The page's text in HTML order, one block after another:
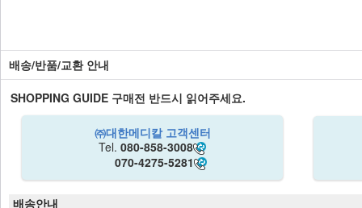
배송/반품/교환 안내
SHOPPING GUIDE 구매전 반드시 읽어주세요.
㈜대한메디칼 고객센터
Tel. 080-858-3008
070-4275-5281
배송안내